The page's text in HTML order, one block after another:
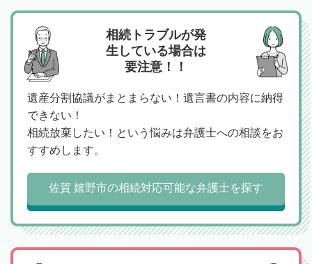
相続トラブルが発
生している場合は
要注意！！
遺産分割協議がまとまらない！遺言書の内容に納得
できない！
相続放棄したい！という悩みは弁護士への相談をお
すすめします。
佐賀 嬉野市の相続対応可能な弁護士を探す